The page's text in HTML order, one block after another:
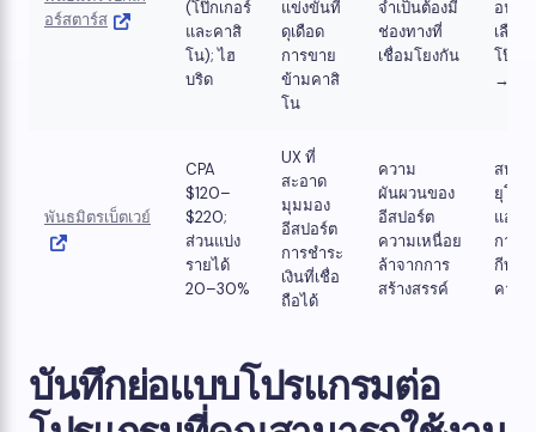
อร์สตาร์ส
(โป๊กเกอร์
และคาสิ
โน); ไฮ
บริด
แข่งขันที่
ดุเดือด
การขาย
ข้ามคาสิ
โน
จำเป็นต้องมี
ช่องทางที่
เชื่อมโยงกัน
อนุญ
เลือก;
โป๊กเ
→ คา
พันธมิตรเบ็ตเวย์
CPA
$120–
$220; ​​
ส่วนแบ่ง
รายได้
20–30%
UX ที่
สะอาด
มุมมอง
อีสปอร์ต
การชำระ
เงินที่เชื่อ
ถือได้
ความ
ผันผวนของ
อีสปอร์ต
ความเหนื่อย
ล้าจากการ
สร้างสรรค์
สหภ
ยุโรป
แอฟริ
การ
กีฬาแ
คาสิโ
บันทึกย่อแบบโปรแกรมต่อ